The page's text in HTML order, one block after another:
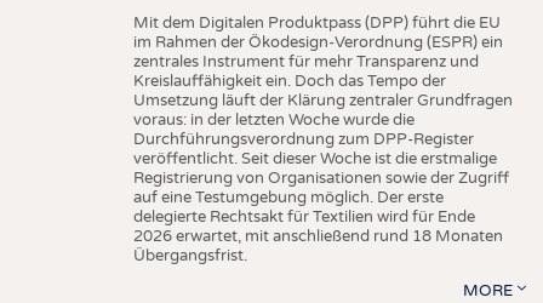
Mit dem Digitalen Produktpass (DPP) führt die EU
im Rahmen der Ökodesign-Verordnung (ESPR) ein
zentrales Instrument für mehr Transparenz und
Kreislauffähigkeit ein. Doch das Tempo der
Umsetzung läuft der Klärung zentraler Grundfragen
voraus: in der letzten Woche wurde die
Durchführungsverordnung zum DPP-Register
veröffentlicht. Seit dieser Woche ist die erstmalige
Registrierung von Organisationen sowie der Zugriff
auf eine Testumgebung möglich. Der erste
delegierte Rechtsakt für Textilien wird für Ende
2026 erwartet, mit anschließend rund 18 Monaten
Übergangsfrist.
MORE